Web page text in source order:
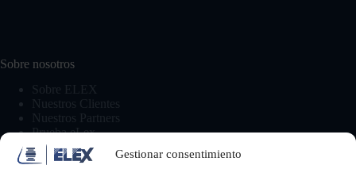
Gestionar consentimiento
Sobre nosotros
Sobre ELEX
Nuestros Clientes
Nuestros Partners
Prueba eLex